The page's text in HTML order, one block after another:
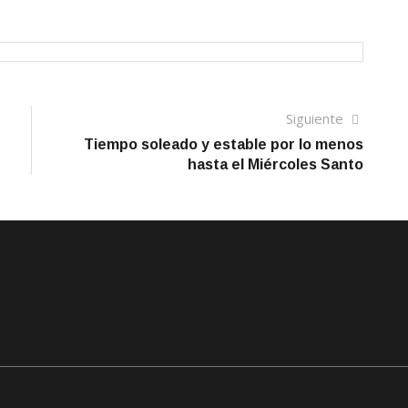
Siguiente
artículo
Tiempo soleado y estable por lo menos
hasta el Miércoles Santo